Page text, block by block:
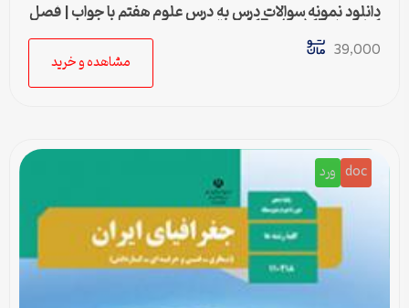
دانلود نمونه سوالات درس به درس علوم هفتم با جواب | فصل
1 تا فصل 15 (ورد) – 415 سوال
39,000
مشاهده و خرید
doc ورد